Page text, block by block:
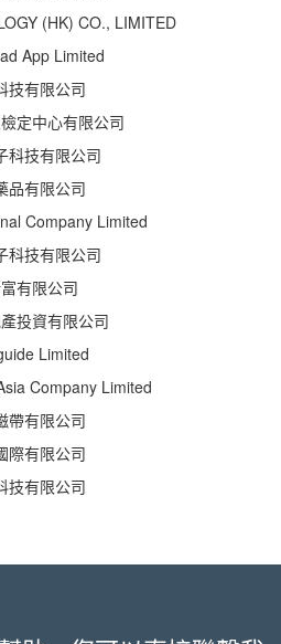
(HK) CO., LIMITED
App Limited
技有限公司
定中心有限公司
科技有限公司
品有限公司
Company Limited
科技有限公司
有限公司
投資有限公司
Limited
Company Limited
帶有限公司
際有限公司
技有限公司